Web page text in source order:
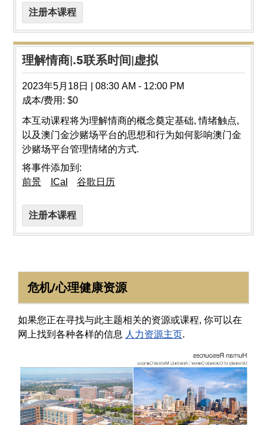
注册本课程
理解情商|.5联系时间|虚拟
2023年5月18日 08:30 AM - 12:00 PM
成本/费用: $0
本互动课程将为理解情商的概念奠定基础, 情绪触点,
以及澳门金沙赌场平台的思想和行为如何影响澳门金
沙赌场平台管理情绪的方式.
将事件添加到:
前景
ICal 谷歌日历
注册本课程
危机/心理健康资源
如果您正在寻找与此主题相关的资源或课程, 你可以在
网上找到各种各样的信息 人力资源主页.